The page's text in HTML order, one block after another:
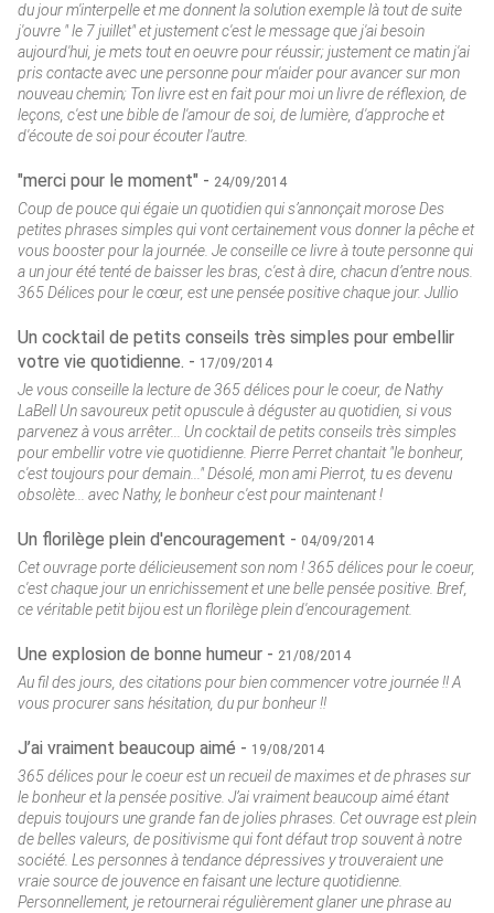
du jour m'interpelle et me donnent la solution exemple là tout de suite
j'ouvre " le 7 juillet" et justement c'est le message que j'ai besoin
aujourd'hui, je mets tout en oeuvre pour réussir; justement ce matin j'ai
pris contacte avec une personne pour m'aider pour avancer sur mon
nouveau chemin; Ton livre est en fait pour moi un livre de réflexion, de
leçons, c'est une bible de l'amour de soi, de lumière, d'approche et
d'écoute de soi pour écouter l'autre.
"merci pour le moment" - 24/09/2014
Coup de pouce qui égaie un quotidien qui s’annonçait morose Des
petites phrases simples qui vont certainement vous donner la pêche et
vous booster pour la journée. Je conseille ce livre à toute personne qui
a un jour été tenté de baisser les bras, c'est à dire, chacun d’entre nous.
365 Délices pour le cœur, est une pensée positive chaque jour. Jullio
Un cocktail de petits conseils très simples pour embellir
votre vie quotidienne. - 17/09/2014
Je vous conseille la lecture de 365 délices pour le coeur, de Nathy
LaBell Un savoureux petit opuscule à déguster au quotidien, si vous
parvenez à vous arrêter... Un cocktail de petits conseils très simples
pour embellir votre vie quotidienne. Pierre Perret chantait "le bonheur,
c'est toujours pour demain..." Désolé, mon ami Pierrot, tu es devenu
obsolète... avec Nathy, le bonheur c'est pour maintenant !
Un florilège plein d'encouragement - 04/09/2014
Cet ouvrage porte délicieusement son nom ! 365 délices pour le coeur,
c'est chaque jour un enrichissement et une belle pensée positive. Bref,
ce véritable petit bijou est un florilège plein d'encouragement.
Une explosion de bonne humeur - 21/08/2014
Au fil des jours, des citations pour bien commencer votre journée !! A
vous procurer sans hésitation, du pur bonheur !!
J’ai vraiment beaucoup aimé - 19/08/2014
365 délices pour le coeur est un recueil de maximes et de phrases sur
le bonheur et la pensée positive. J’ai vraiment beaucoup aimé étant
depuis toujours une grande fan de jolies phrases. Cet ouvrage est plein
de belles valeurs, de positivisme qui font défaut trop souvent à notre
société. Les personnes à tendance dépressives y trouveraient une
vraie source de jouvence en faisant une lecture quotidienne.
Personnellement, je retournerai régulièrement glaner une phrase au